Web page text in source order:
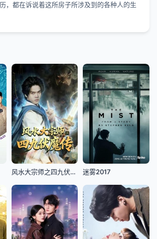
，都在诉说着这所房子所涉及到的各种人的生
风水大宗师之四九伏魔传 迷雾2017